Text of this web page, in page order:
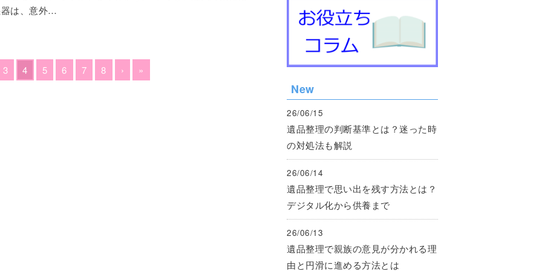
は、意外…
3 4 5 6 7 8 › »
New
26/06/15
遺品整理の判断基準とは？迷った時
の対処法も解説
26/06/14
遺品整理で思い出を残す方法とは？
デジタル化から供養まで
26/06/13
遺品整理で親族の意見が分かれる理
由と円滑に進める方法とは